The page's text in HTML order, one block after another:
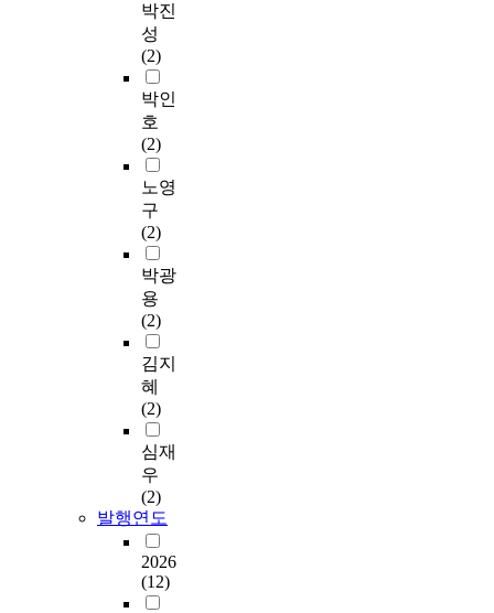
박진
성
(2)
박인
호
(2)
노영
구
(2)
박광
용
(2)
김지
혜
(2)
심재
우
(2)
발행연도
2026
(12)